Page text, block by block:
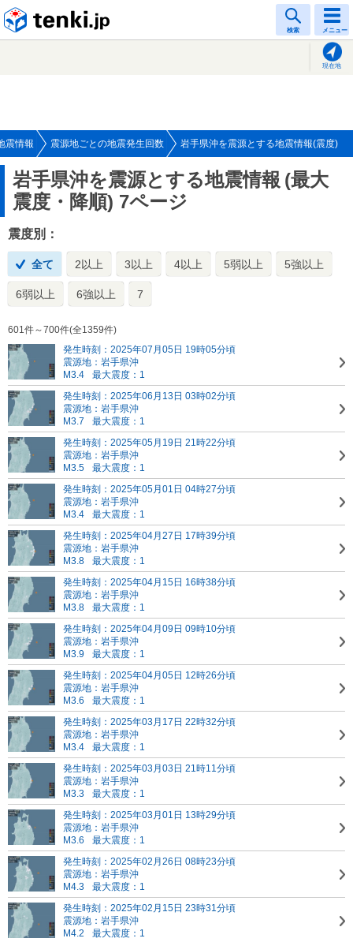
検索 メニュー
現在地
震情報 震源地ごとの地震発生回数 岩手県沖を震源とする地震情報(震度)
岩手県沖を震源とする地震情報 (最大
震度・降順) 7ページ
震度別：
全て 2以上 3以上 4以上 5弱以上 5強以上
6弱以上 6強以上 7
601件～700件(全1359件)
発生時刻：2025年07月05日 19時05分頃
震源地：岩手県沖
M3.4
最大震度：1
発生時刻：2025年06月13日 03時02分頃
震源地：岩手県沖
M3.7
最大震度：1
発生時刻：2025年05月19日 21時22分頃
震源地：岩手県沖
M3.5
最大震度：1
発生時刻：2025年05月01日 04時27分頃
震源地：岩手県沖
M3.4
最大震度：1
発生時刻：2025年04月27日 17時39分頃
震源地：岩手県沖
M3.8
最大震度：1
発生時刻：2025年04月15日 16時38分頃
震源地：岩手県沖
M3.8
最大震度：1
発生時刻：2025年04月09日 09時10分頃
震源地：岩手県沖
M3.9
最大震度：1
発生時刻：2025年04月05日 12時26分頃
震源地：岩手県沖
M3.6
最大震度：1
発生時刻：2025年03月17日 22時32分頃
震源地：岩手県沖
M3.4
最大震度：1
発生時刻：2025年03月03日 21時11分頃
震源地：岩手県沖
M3.3
最大震度：1
発生時刻：2025年03月01日 13時29分頃
震源地：岩手県沖
M3.6
最大震度：1
発生時刻：2025年02月26日 08時23分頃
震源地：岩手県沖
M4.3
最大震度：1
発生時刻：2025年02月15日 23時31分頃
震源地：岩手県沖
M4.2
最大震度：1